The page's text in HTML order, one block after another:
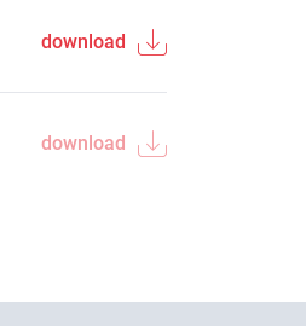
download
download